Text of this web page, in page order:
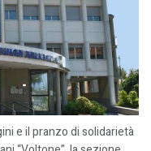
e il pranzo di solidarietà